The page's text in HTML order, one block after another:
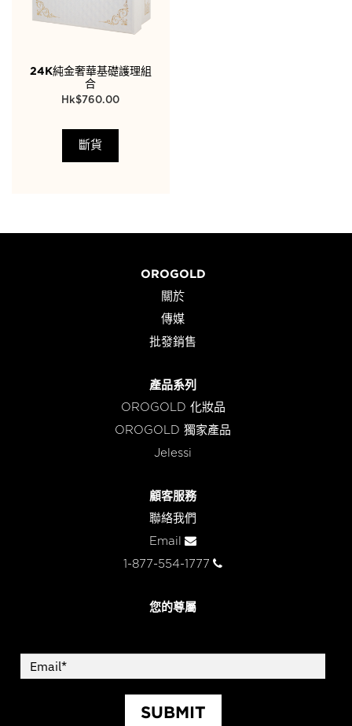
24K純金奢華基礎護理組
合
$760.00
斷貨
OROGOLD
關於
傳媒
批發銷售
產品系列
OROGOLD 化妝品
OROGOLD 獨家產品
Jelessi
顧客服務
聯絡我們
Email
1-877-554-1777
您的尊屬
SUBMIT